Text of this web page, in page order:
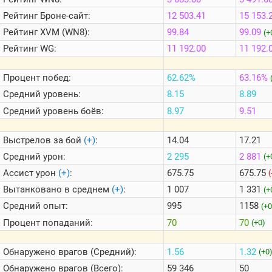
Теlegram
ВК
Портал
Мира
РейтингБроне-сайт:
РейтингXVM (WN8):
РейтингWG:
Процент побед:
Средний уровень:
Средний уровень боёв:
Выстрелов за бой (+):
Средний урон:
Ассист урон (+):
Вытанковано в среднем (+):
Средний опыт:
Процент попаданий:
Обнаружено врагов (Средний):
Обнаружено врагов (Всего):
12 503.41
99.84
11 192.00
62.62%
8.15
8.97
14.04
2 295
675.75
1 007
995
70
1.56
59 346
15
99.09
11
63.16%
8.89
9.51
17.21
2 881
675.75
1 331
1158
70 (+0)
1.32 (+0)
50